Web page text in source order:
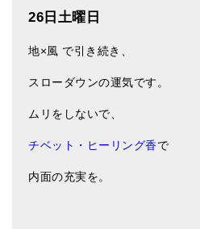
26日土曜日
地×風 で引き続き、
スローダウンの運気です。
ムリをしないで、
チベット・ヒーリング香で
内面の充実を。